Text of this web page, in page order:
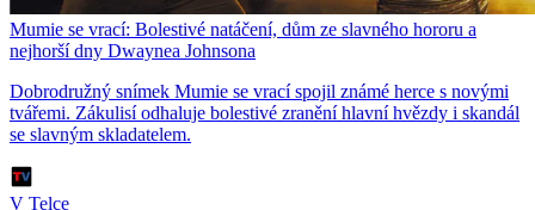
Mumie se vrací: Bolestivé natáčení, dům ze slavného hororu a
nejhorší dny Dwaynea Johnsona
Dobrodružný snímek Mumie se vrací spojil známé herce s novými
tvářemi. Zákulisí odhaluje bolestivé zranění hlavní hvězdy i skandál
se slavným skladatelem.
V Telce